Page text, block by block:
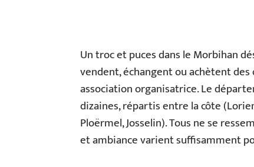
Un troc et puces dans le Morbihan
vendent, échangent ou achètent des
association organisatrice. Le
dizaines, répartis entre la côte
Ploërmel, Josselin). Tous ne se
et ambiance varient suffisamment